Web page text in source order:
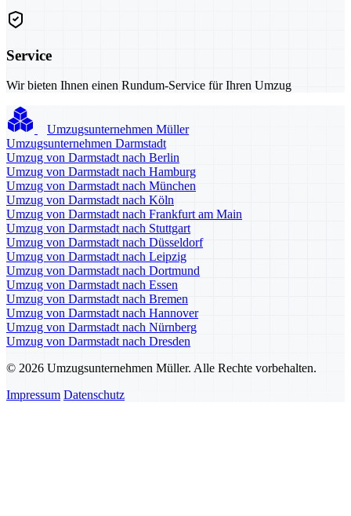
Service
Wir bieten Ihnen einen Rundum-Service für Ihren Umzug
Umzugsunternehmen Müller
Umzugsunternehmen Darmstadt
Umzug von Darmstadt nach Berlin
Umzug von Darmstadt nach Hamburg
Umzug von Darmstadt nach München
Umzug von Darmstadt nach Köln
Umzug von Darmstadt nach Frankfurt am Main
Umzug von Darmstadt nach Stuttgart
Umzug von Darmstadt nach Düsseldorf
Umzug von Darmstadt nach Leipzig
Umzug von Darmstadt nach Dortmund
Umzug von Darmstadt nach Essen
Umzug von Darmstadt nach Bremen
Umzug von Darmstadt nach Hannover
Umzug von Darmstadt nach Nürnberg
Umzug von Darmstadt nach Dresden
© 2026 Umzugsunternehmen Müller. Alle Rechte vorbehalten.
Impressum Datenschutz